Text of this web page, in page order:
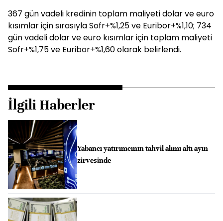
367 gün vadeli kredinin toplam maliyeti dolar ve euro
kısımlar için sırasıyla Sofr+%1,25 ve Euribor+%1,10; 734
gün vadeli dolar ve euro kısımlar için toplam maliyeti
Sofr+%1,75 ve Euribor+%1,60 olarak belirlendi.
İlgili Haberler
Yabancı yatırımcının tahvil alımı altı ayın
zirvesinde